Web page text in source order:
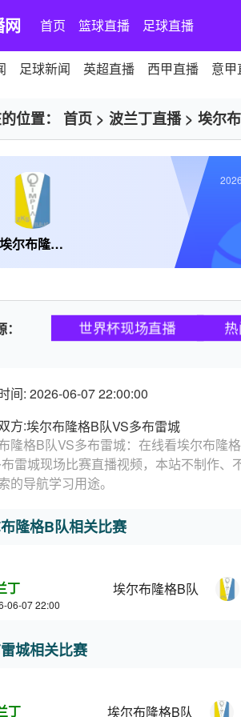
网 首页 篮球直播 足球直播
足球新闻 英超直播 西甲直播 意甲
位置： 首页 > 波兰丁直播> 埃尔
埃尔布隆格B队
世界杯现场直播
间: 2026-06-07 22:00:00
方:埃尔布隆格B队VS多布雷城
隆格B队VS多布雷城：在线看埃尔布隆
雷城现场比赛直播视频，本站不制作
的导航学习用途。
隆格B队相关比赛
丁
06-07 22:00
埃尔布隆格B队
城相关比赛
丁 埃尔布隆格B队